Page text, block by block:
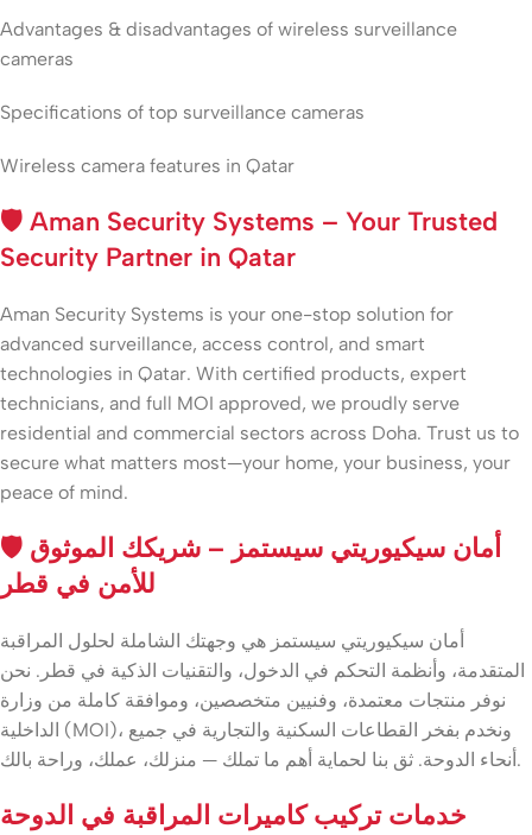
Advantages & disadvantages of wireless surveillance
cameras
Specifications of top surveillance cameras
Wireless camera features in Qatar
🛡️ Aman Security Systems – Your Trusted
Security Partner in Qatar
Aman Security Systems is your one-stop solution for
advanced surveillance, access control, and smart
technologies in Qatar. With certified products, expert
technicians, and full MOI approved, we proudly serve
residential and commercial sectors across Doha. Trust us to
secure what matters most—your home, your business, your
peace of mind.
🛡️ أمان سيكيوريتي سيستمز – شريكك الموثوق
للأمن في قطر
أمان سيكيوريتي سيستمز هي وجهتك الشاملة لحلول المراقبة
المتقدمة، وأنظمة التحكم في الدخول، والتقنيات الذكية في قطر. نحن
نوفر منتجات معتمدة، وفنيين متخصصين، وموافقة كاملة من وزارة
الداخلية (MOI)، ونخدم بفخر القطاعات السكنية والتجارية في جميع
أنحاء الدوحة. ثق بنا لحماية أهم ما تملك — منزلك، عملك، وراحة بالك.
خدمات تركيب كاميرات المراقبة في الدوحة